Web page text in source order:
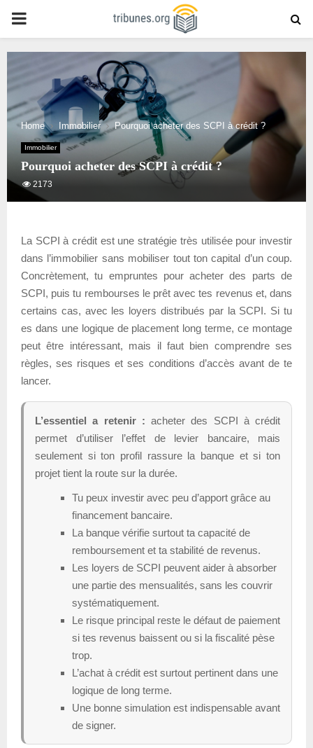
PRIMARY
MENU
Home Immobilier Pourquoi acheter des SCPI à crédit ?
Immobilier
Pourquoi acheter des SCPI à crédit ?
2173
La SCPI à crédit est une stratégie très utilisée pour investir
dans l’immobilier sans mobiliser tout ton capital d’un coup.
Concrètement, tu empruntes pour acheter des parts de
SCPI, puis tu rembourses le prêt avec tes revenus et, dans
certains cas, avec les loyers distribués par la SCPI. Si tu
es dans une logique de placement long terme, ce montage
peut être intéressant, mais il faut bien comprendre ses
règles, ses risques et ses conditions d’accès avant de te
lancer.
L’essentiel a retenir : acheter des SCPI à crédit
permet d’utiliser l’effet de levier bancaire, mais
seulement si ton profil rassure la banque et si ton
projet tient la route sur la durée.
Tu peux investir avec peu d’apport grâce au
financement bancaire.
La banque vérifie surtout ta capacité de
remboursement et ta stabilité de revenus.
Les loyers de SCPI peuvent aider à absorber
une partie des mensualités, sans les couvrir
systématiquement.
Le risque principal reste le défaut de paiement
si tes revenus baissent ou si la fiscalité pèse
trop.
L’achat à crédit est surtout pertinent dans une
logique de long terme.
Une bonne simulation est indispensable avant
de signer.